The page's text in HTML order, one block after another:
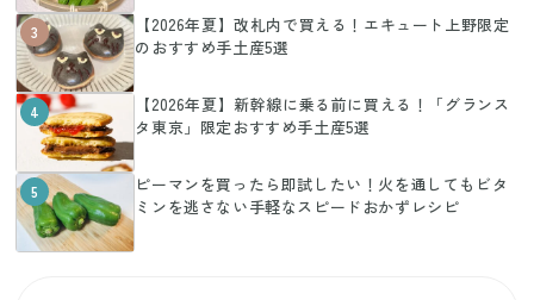
3
【2026年夏】改札内で買える！エキュート上野限定
のおすすめ手土産5選
4
【2026年夏】新幹線に乗る前に買える！「グランス
タ東京」限定おすすめ手土産5選
5
ピーマンを買ったら即試したい！火を通してもビタ
ミンを逃さない手軽なスピードおかずレシピ